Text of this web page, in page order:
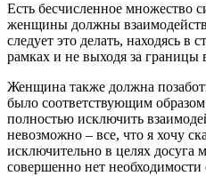
Есть бесчисленное множество
женщины должны
следует это делать, находясь в
рамках и не выходя за границы
Женщина также должна
было соответствующим
полностью исключить
невозможно – все, что я хочу
исключительно в целях
совершенно нет необходимости